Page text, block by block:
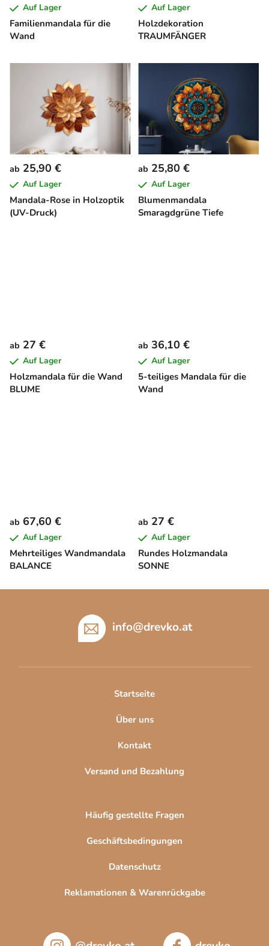
Familienmandala für die
Wand
Auf Lager
Holzdekoration
TRAUMFÄNGER
Auf Lager
Mandala-Rose in Holzoptik
(UV-Druck)
ab 25,90 €
Auf Lager
Blumenmandala
Smaragdgrüne Tiefe
ab 25,80 €
Auf Lager
Holzmandala für die Wand
BLUME
ab 27 €
Auf Lager
5-teiliges Mandala für die
Wand
ab 36,10 €
Auf Lager
Mehrteiliges Wandmandala
BALANCE
ab 67,60 €
Auf Lager
Rundes Holzmandala
SONNE
ab 27 €
Auf Lager
info@drevko.at
Startseite
Über uns
Kontakt
Versand und Bezahlung
Häufig gestellte Fragen
Geschäftsbedingungen
Datenschutz
Reklamationen & Warenrückgabe